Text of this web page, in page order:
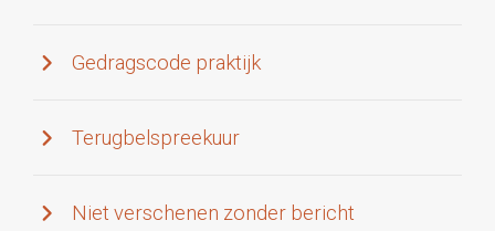
Gedragscode praktijk
Terugbelspreekuur
Niet verschenen zonder bericht